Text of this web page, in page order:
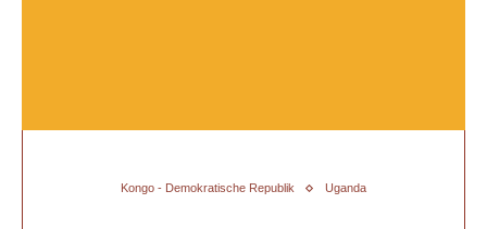
Kongo - Demokratische Republik Uganda